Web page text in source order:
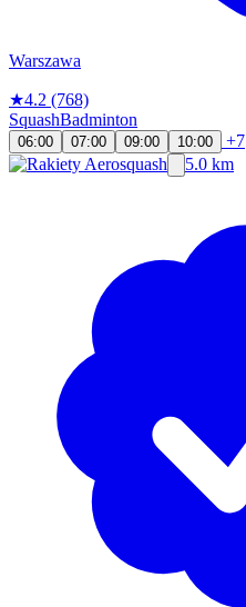
Warszawa
★4.2 (768)
SquashBadminton
06:00 07:00 09:00 10:00
+7
5.0 km